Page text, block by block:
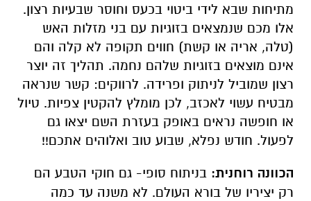
מתיחות שבא לידי ביטוי בכעס וחוסר שבעיות רצון.
אלו מכם שנמצאים בזוגיות עם בני מזלות האש
(טלה, אריה או קשת) חווים תקופה לא קלה והם
אינם מוצאים בזוגיות שלהם נחמה. תהליך זה יוצר
רצון שמוביל לניתוק ופרידה. לרווקים: קשר שנראה
מבטיח עשוי לאכזב, לכן מומלץ להקטין צפיות. טיול
או חופשה נראים באופק בעזרת השם יצאו גם
לפעול. חודש נפלא, שבוע טוב ואלוהים אתכם!!
הכוונה רוחנית: בניתוח סופי- גם חוקי הטבע הם
רק יציריו של בורא העולם. לא משנה עד כמה